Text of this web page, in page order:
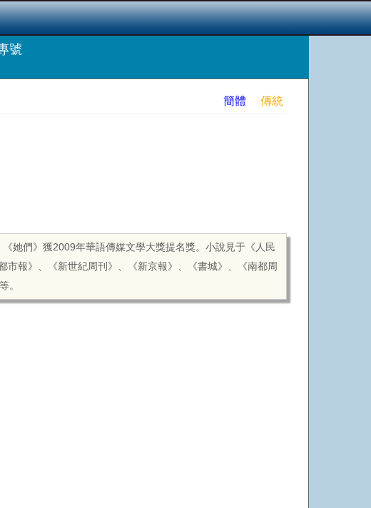
號
簡體 傳統
她們》獲2009年華語傳媒文學大獎提名獎。小說見于《人民
報》、《新世紀周刊》、《新京報》、《書城》、《南都周
。